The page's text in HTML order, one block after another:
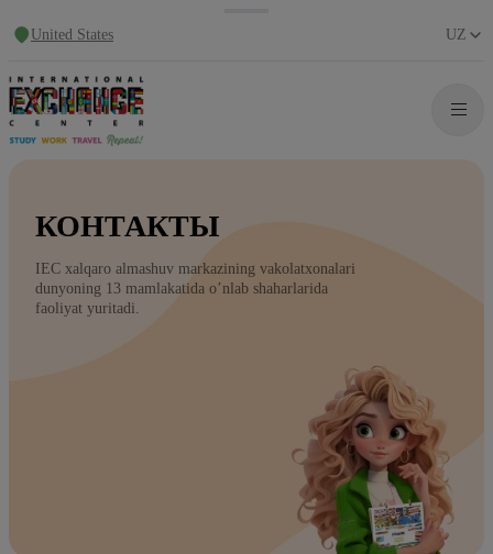
United States UZ
КОНТАКТЫ
IEC xalqaro almashuv markazining vakolatxonalari
dunyoning 13 mamlakatida o’nlab shaharlarida
faoliyat yuritadi.